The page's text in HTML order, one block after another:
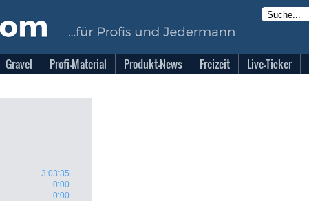
Gravel Profi-Material Produkt-News Freizeit Live-Ticker
3:03:35
0:00
0:00